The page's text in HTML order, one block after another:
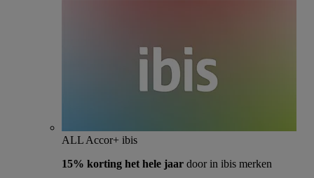
ALL Accor+ ibis
15% korting het hele jaar door in ibis merken